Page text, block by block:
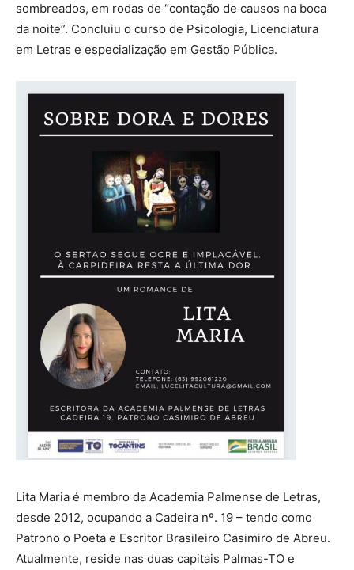
sombreados, em rodas de “contação de causos na boca
da noite”. Concluiu o curso de Psicologia, Licenciatura
em Letras e especialização em Gestão Pública.
Lita Maria é membro da Academia Palmense de Letras,
desde 2012, ocupando a Cadeira nº. 19 – tendo como
Patrono o Poeta e Escritor Brasileiro Casimiro de Abreu.
Atualmente, reside nas duas capitais Palmas-TO e